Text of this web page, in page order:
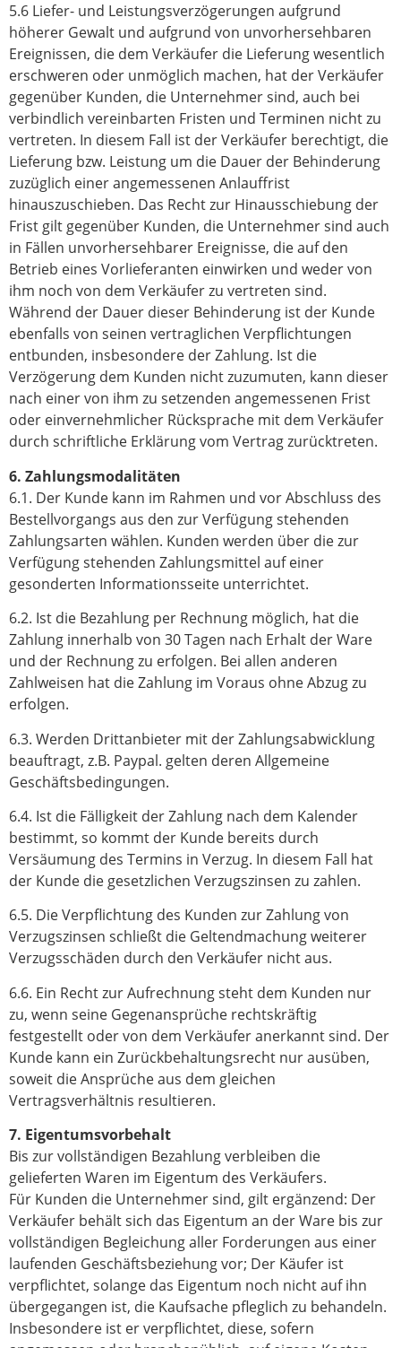
5.6 Liefer- und Leistungsverzögerungen aufgrund
höherer Gewalt und aufgrund von unvorhersehbaren
Ereignissen, die dem Verkäufer die Lieferung wesentlich
erschweren oder unmöglich machen, hat der Verkäufer
gegenüber Kunden, die Unternehmer sind, auch bei
verbindlich vereinbarten Fristen und Terminen nicht zu
vertreten. In diesem Fall ist der Verkäufer berechtigt, die
Lieferung bzw. Leistung um die Dauer der Behinderung
zuzüglich einer angemessenen Anlauffrist
hinauszuschieben. Das Recht zur Hinausschiebung der
Frist gilt gegenüber Kunden, die Unternehmer sind auch
in Fällen unvorhersehbarer Ereignisse, die auf den
Betrieb eines Vorlieferanten einwirken und weder von
ihm noch von dem Verkäufer zu vertreten sind.
Während der Dauer dieser Behinderung ist der Kunde
ebenfalls von seinen vertraglichen Verpflichtungen
entbunden, insbesondere der Zahlung. Ist die
Verzögerung dem Kunden nicht zuzumuten, kann dieser
nach einer von ihm zu setzenden angemessenen Frist
oder einvernehmlicher Rücksprache mit dem Verkäufer
durch schriftliche Erklärung vom Vertrag zurücktreten.
6. Zahlungsmodalitäten
6.1. Der Kunde kann im Rahmen und vor Abschluss des
Bestellvorgangs aus den zur Verfügung stehenden
Zahlungsarten wählen. Kunden werden über die zur
Verfügung stehenden Zahlungsmittel auf einer
gesonderten Informationsseite unterrichtet.
6.2. Ist die Bezahlung per Rechnung möglich, hat die
Zahlung innerhalb von 30 Tagen nach Erhalt der Ware
und der Rechnung zu erfolgen. Bei allen anderen
Zahlweisen hat die Zahlung im Voraus ohne Abzug zu
erfolgen.
6.3. Werden Drittanbieter mit der Zahlungsabwicklung
beauftragt, z.B. Paypal. gelten deren Allgemeine
Geschäftsbedingungen.
6.4. Ist die Fälligkeit der Zahlung nach dem Kalender
bestimmt, so kommt der Kunde bereits durch
Versäumung des Termins in Verzug. In diesem Fall hat
der Kunde die gesetzlichen Verzugszinsen zu zahlen.
6.5. Die Verpflichtung des Kunden zur Zahlung von
Verzugszinsen schließt die Geltendmachung weiterer
Verzugsschäden durch den Verkäufer nicht aus.
6.6. Ein Recht zur Aufrechnung steht dem Kunden nur
zu, wenn seine Gegenansprüche rechtskräftig
festgestellt oder von dem Verkäufer anerkannt sind. Der
Kunde kann ein Zurückbehaltungsrecht nur ausüben,
soweit die Ansprüche aus dem gleichen
Vertragsverhältnis resultieren.
7. Eigentumsvorbehalt
Bis zur vollständigen Bezahlung verbleiben die
gelieferten Waren im Eigentum des Verkäufers.
Für Kunden die Unternehmer sind, gilt ergänzend: Der
Verkäufer behält sich das Eigentum an der Ware bis zur
vollständigen Begleichung aller Forderungen aus einer
laufenden Geschäftsbeziehung vor; Der Käufer ist
verpflichtet, solange das Eigentum noch nicht auf ihn
übergegangen ist, die Kaufsache pfleglich zu behandeln.
Insbesondere ist er verpflichtet, diese, sofern